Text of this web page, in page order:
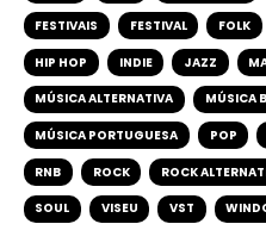
FESTIVAIS FESTIVAL FOLK
HIP HOP INDIE JAZZ
MÚSICA ALTERNATIVA MÚSICA
MÚSICA PORTUGUESA POP
RNB ROCK ROCK
SOUL VISEU VST